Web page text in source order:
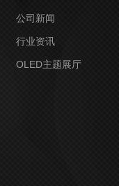
公司新闻
行业资讯
OLED主题展厅